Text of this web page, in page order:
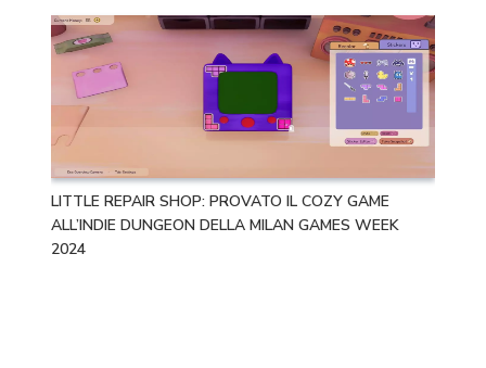
LITTLE REPAIR SHOP: PROVATO IL COZY GAME
ALL’INDIE DUNGEON DELLA MILAN GAMES WEEK
2024